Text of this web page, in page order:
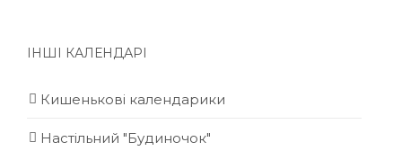
ІНШІ КАЛЕНДАРІ
Кишенькові календарики
Настільний "Будиночок"